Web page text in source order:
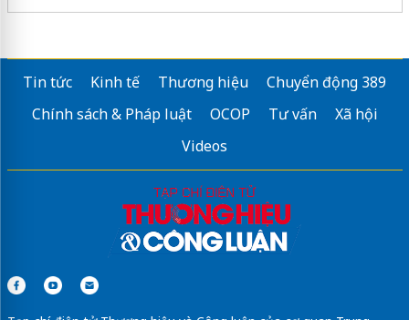
Tin tức Kinh tế Thương hiệu
Chuyển động 389
Chính sách & Pháp luật
OCOP Tư vấn
Xã hội
Videos